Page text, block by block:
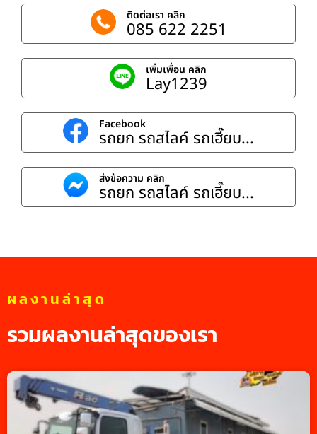
ติดต่อเรา คลิก
085 622 2251
เพิ่มเพื่อน คลิก
Lay1239
Facebook
รถยก รถสไลค์ รถเฮี๊ยบ...
ส่งข้อความ คลิก
รถยก รถสไลค์ รถเฮี๊ยบ...
ผลงานล่าสุด
รวมผลงานล่าสุดของเรา